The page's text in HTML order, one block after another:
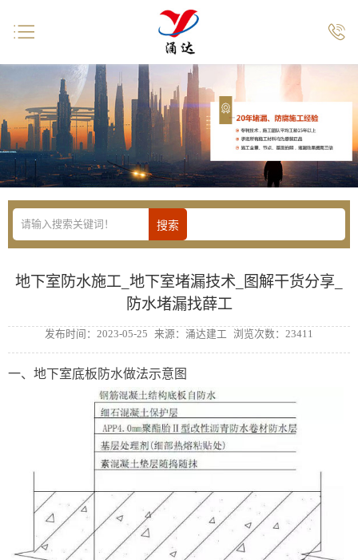
地下室防水施工_地下室堵漏技术_图解干货分享_
防水堵漏找薛工
发布时间：2023-05-25 来源：涌达建工 浏览次数：23411
一、地下室底板防水做法示意图
 